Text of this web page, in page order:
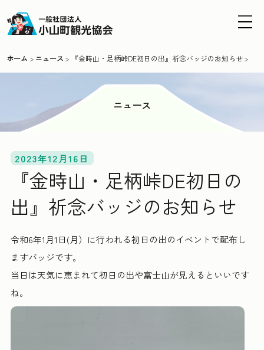
MENU
ホーム ニュース 『金時山・足柄峠DE初日の出』祈念バッジのお知らせ
ニュース
2023年12月16日
『金時山・足柄峠DE初日の
出』祈念バッジのお知らせ
令和6年1月1日(月）に行われる初日の出のイベントで配布し
ますバッジです。
当日は天気に恵まれて初日の出や富士山が見えるといいです
ね。